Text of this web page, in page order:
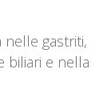
nelle gastriti,
biliari e nella